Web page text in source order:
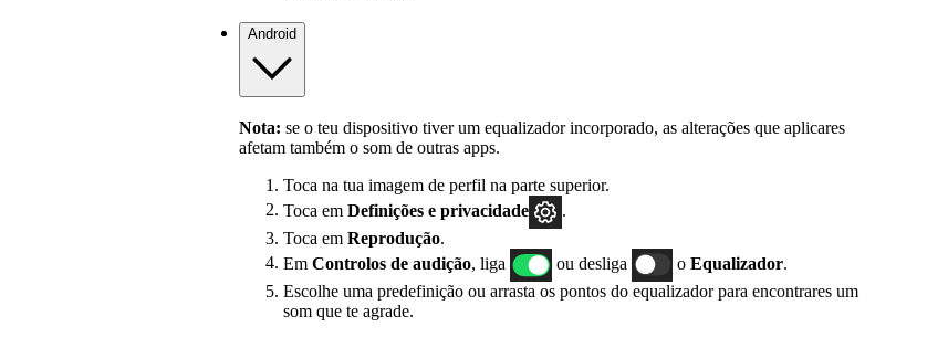
Android
Nota: se o teu dispositivo tiver um equalizador incorporado, as alterações que aplicares
afetam também o som de outras apps.
Toca na tua imagem de perfil na parte superior.
Toca em Definições e privacidade
.
Toca em Reprodução.
Em Controlos de audição, liga ou desliga o Equalizador.
Escolhe uma predefinição ou arrasta os pontos do equalizador para encontrares um
som que te agrade.